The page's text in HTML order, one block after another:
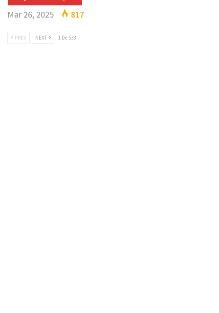
Mar 26, 2025 817
PREV NEXT 1 De 533